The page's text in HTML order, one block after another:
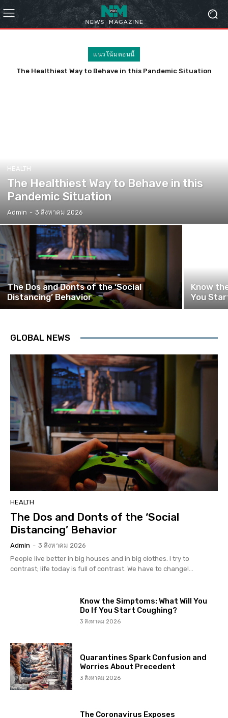
แนวโน้มตอนนี้
The Healthiest Way to Behave in this Pandemic Situation
HEALTH
The Healthiest Way to Behave in this
Pandemic Situation
Admin - 3 สิงหาคม 2026
The Dos and Donts of the ‘Social
Distancing’ Behavior
Know
You
GLOBAL NEWS
HEALTH
The Dos and Donts of the ‘Social
Distancing’ Behavior
Admin - 3 สิงหาคม 2026
People live better in big houses and in big clothes. I try to
contrast; life today is full of contrast. We have to change!...
Know the Simptoms: What Will You
Do If You Start Coughing?
3 สิงหาคม 2026
Quarantines Spark Confusion and
Worries About Precedent
3 สิงหาคม 2026
The Coronavirus Exposes